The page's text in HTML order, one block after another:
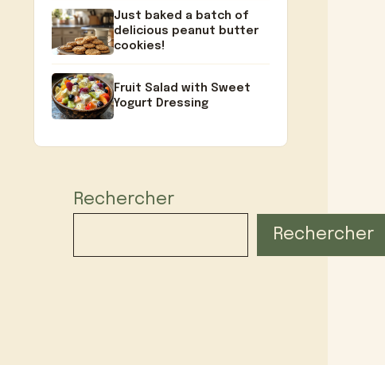
Just baked a batch of
delicious peanut butter
cookies!
Fruit Salad with Sweet
Yogurt Dressing
Rechercher
Rechercher